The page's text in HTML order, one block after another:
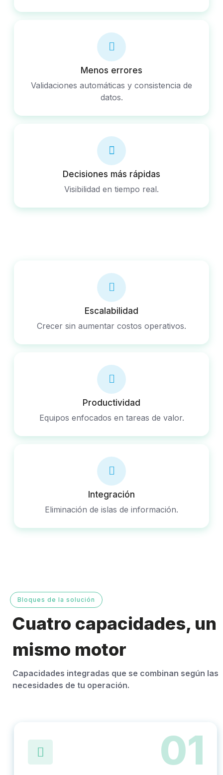
Menos errores
Validaciones automáticas y consistencia de
datos.
Decisiones más rápidas
Visibilidad en tiempo real.
Escalabilidad
Crecer sin aumentar costos operativos.
Productividad
Equipos enfocados en tareas de valor.
Integración
Eliminación de islas de información.
Bloques de la solución
Cuatro capacidades, un
mismo motor
Capacidades integradas que se combinan según las
necesidades de tu operación.
01